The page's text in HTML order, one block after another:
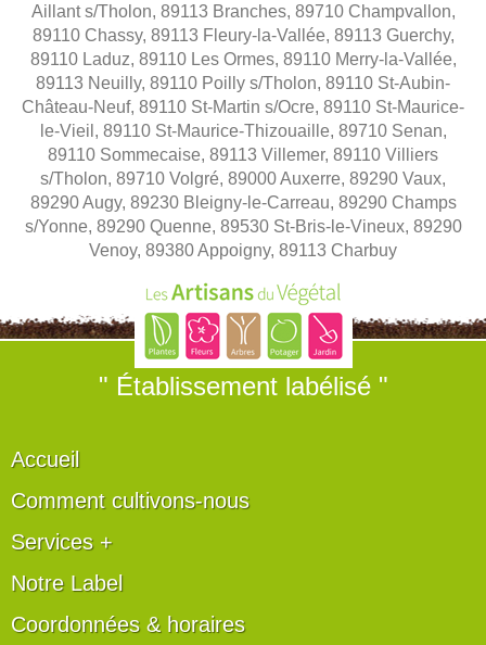
Aillant s/Tholon, 89113 Branches, 89710 Champvallon,
89110 Chassy, 89113 Fleury-la-Vallée, 89113 Guerchy,
89110 Laduz, 89110 Les Ormes, 89110 Merry-la-Vallée,
89113 Neuilly, 89110 Poilly s/Tholon, 89110 St-Aubin-
Château-Neuf, 89110 St-Martin s/Ocre, 89110 St-Maurice-
le-Vieil, 89110 St-Maurice-Thizouaille, 89710 Senan,
89110 Sommecaise, 89113 Villemer, 89110 Villiers
s/Tholon, 89710 Volgré, 89000 Auxerre, 89290 Vaux,
89290 Augy, 89230 Bleigny-le-Carreau, 89290 Champs
s/Yonne, 89290 Quenne, 89530 St-Bris-le-Vineux, 89290
Venoy, 89380 Appoigny, 89113 Charbuy
" Établissement labélisé "
Accueil
Comment cultivons-nous
Services +
Notre Label
Coordonnées & horaires